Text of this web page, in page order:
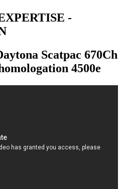
-
Scatpac 670Ch
4500e